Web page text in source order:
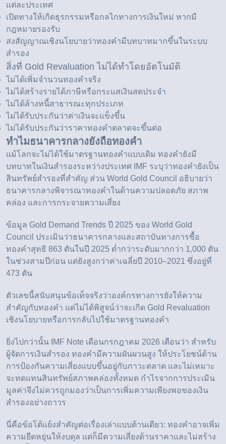
แต่ละประเทศ
เปิดทางให้เกิดธุรกรรมหรือกลไกทางการเงินใหม่ หากมี
กฎหมายรองรับ
ส่งสัญญาณเชิงนโยบายว่าทองคำมีบทบาทมากขึ้นในระบบ
สำรอง
สิ่งที่ Gold Revaluation ไม่ได้ทำโดยอัตโนมัติ
ไม่ได้เพิ่มจำนวนทองคำจริง
ไม่ได้สร้างรายได้ภาษีหรือกระแสเงินสดประจำ
ไม่ได้ล้างหนี้สาธารณะทุกประเภท
ไม่ได้รับประกันว่าค่าเงินจะแข็งขึ้น
ไม่ได้รับประกันว่าราคาทองคำตลาดจะขึ้นต่อ
ทำไมธนาคารกลางยังถือทองคำ
แม้โลกจะไม่ได้ใช้มาตรฐานทองคำแบบเดิม ทองคำยังมี
บทบาทในเงินสำรองระหว่างประเทศ IMF ระบุว่าทองคำยังเป็น
สินทรัพย์สำรองที่สำคัญ ส่วน World Gold Council อธิบายว่า
ธนาคารกลางพิจารณาทองคำในด้านความปลอดภัย สภาพ
คล่อง และการกระจายความเสี่ยง
ข้อมูล Gold Demand Trends ปี 2025 ของ World Gold
Council ประเมินว่าธนาคารกลางและสถาบันทางการซื้อ
ทองคำสุทธิ 863 ตันในปี 2025 ต่ำกว่าระดับมากกว่า 1,000 ตัน
ในช่วงสามปีก่อน แต่ยังสูงกว่าค่าเฉลี่ยปี 2010–2021 ซึ่งอยู่ที่
473 ตัน
ตัวเลขนี้สนับสนุนข้อเท็จจริงว่าองค์กรทางการยังให้ความ
สำคัญกับทองคำ แต่ไม่ได้พิสูจน์ว่าจะเกิด Gold Revaluation
เชิงนโยบายหรือการกลับไปใช้มาตรฐานทองคำ
ยิ่งไปกว่านั้น IMF Note เดือนกรกฎาคม 2026 เตือนว่า สำหรับ
ผู้จัดการเงินสำรอง ทองคำมีความผันผวนสูง ให้ประโยชน์ด้าน
การป้องกันความเสี่ยงแบบขึ้นอยู่กับภาวะตลาด และไม่เหมาะ
จะทดแทนสินทรัพย์สภาพคล่องทั้งหมด กำไรจากการประเมิน
มูลค่าจึงไม่ควรถูกมองว่าเป็นการเพิ่มความเพียงพอของเงิน
สำรองอย่างถาวร
นี่คือข้อโต้แย้งสำคัญต่อเรื่องเล่าแบบด้านเดียว: ทองคำอาจเพิ่ม
ความยืดหยุ่นให้งบดุล แต่ก็มีความเสี่ยงด้านราคาและไม่สร้าง